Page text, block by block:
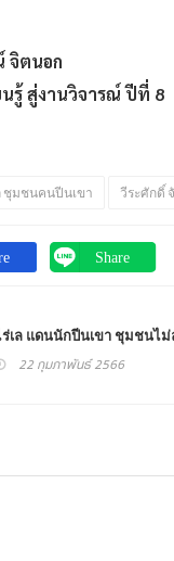
จิตนอก
นรู้ สู่งานวิจารณ์ ปีที่ 8
ชุมชนคนปีนเขา วีระศักดิ์
ร่เล แดนนักปีนเขา ชุมชนไ
22 กุมภาพันธ์ 2566